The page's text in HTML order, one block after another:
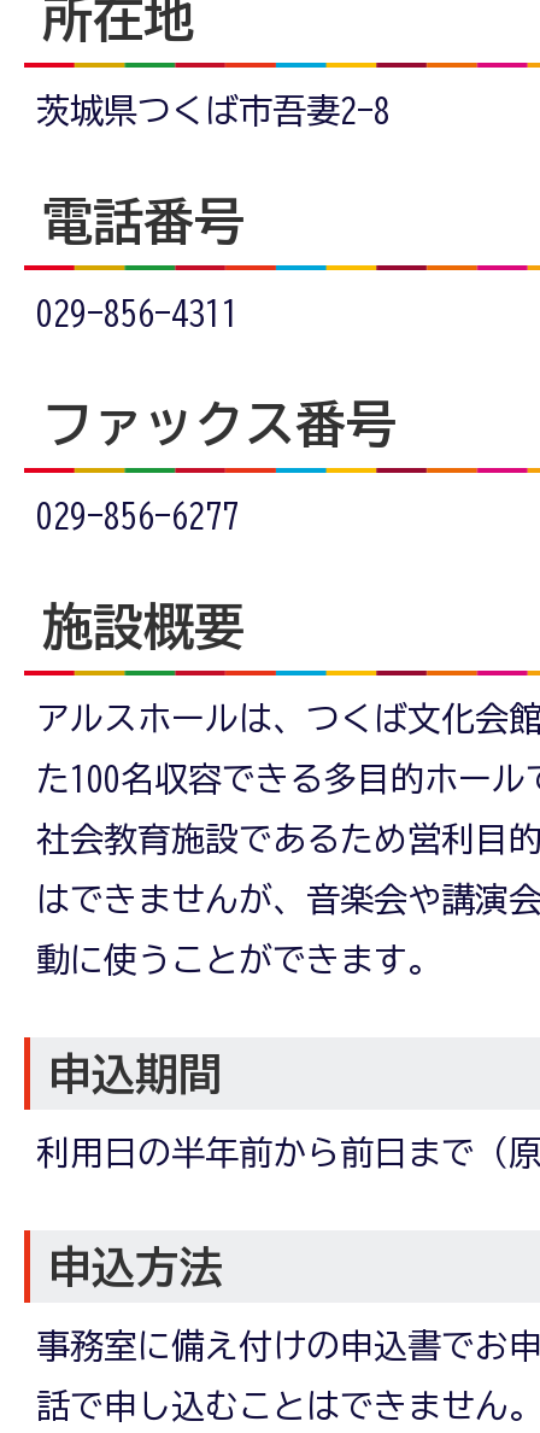
所在地
茨城県つくば市吾妻2-8
電話番号
029-856-4311
ファックス番号
029-856-6277
施設概要
アルスホールは、つくば文化会
た100名収容できる多目的ホール
社会教育施設であるため営利目
はできませんが、音楽会や講演
動に使うことができます。
申込期間
利用日の半年前から前日まで（
申込方法
事務室に備え付けの申込書でお
話で申し込むことはできません